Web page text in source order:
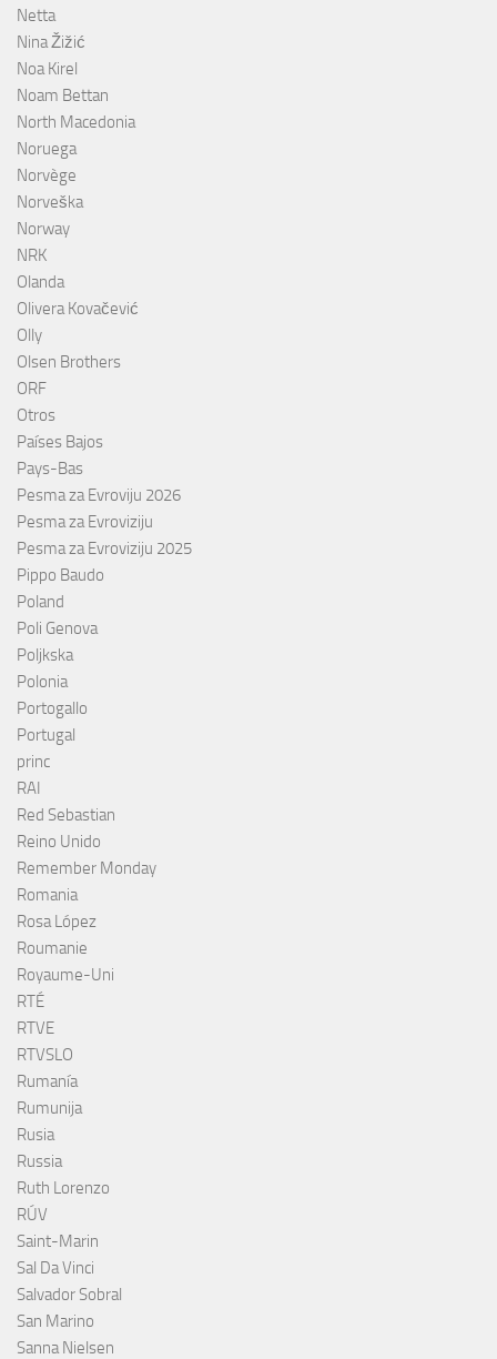
Netta
Nina Žižić
Noa Kirel
Noam Bettan
North Macedonia
Noruega
Norvège
Norveška
Norway
NRK
Olanda
Olivera Kovačević
Olly
Olsen Brothers
ORF
Otros
Países Bajos
Pays-Bas
Pesma za Evroviju 2026
Pesma za Evroviziju
Pesma za Evroviziju 2025
Pippo Baudo
Poland
Poli Genova
Poljkska
Polonia
Portogallo
Portugal
princ
RAI
Red Sebastian
Reino Unido
Remember Monday
Romania
Rosa López
Roumanie
Royaume-Uni
RTÉ
RTVE
RTVSLO
Rumanía
Rumunija
Rusia
Russia
Ruth Lorenzo
RÚV
Saint-Marin
Sal Da Vinci
Salvador Sobral
San Marino
Sanna Nielsen